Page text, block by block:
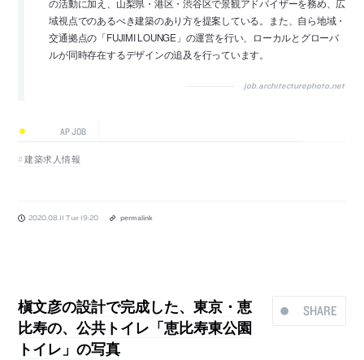
の活動に加え、山梨県・港区・渋谷区で景観アドバイザーを務め、広
域視点でのあるべき建築のあり方を提案している。また、自ら地域・
交通拠点の「FUJIMI LOUNGE」の運営を行い、ローカルとグローバ
ルが同時存在するデザインの追及を行っています。
job.architecturephoto.net
AP JOB
建築求人情報
2020.08.11 Tue 19:20 permalink
SHARE
槇文彦の設計で完成した、東京・恵
比寿の、公共トイレ「恵比寿東公園
トイレ」の写真